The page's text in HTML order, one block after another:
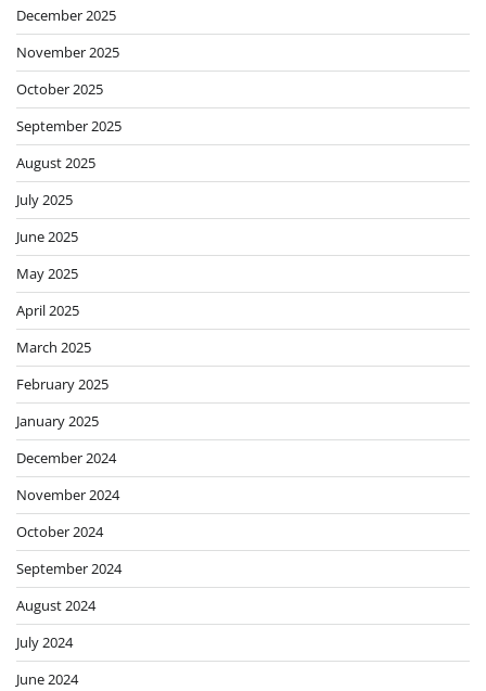
December 2025
November 2025
October 2025
September 2025
August 2025
July 2025
June 2025
May 2025
April 2025
March 2025
February 2025
January 2025
December 2024
November 2024
October 2024
September 2024
August 2024
July 2024
June 2024